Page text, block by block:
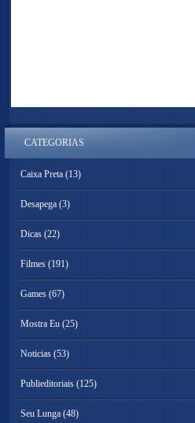
CATEGORIAS
Caixa Preta (13)
Desapega (3)
Dicas (22)
Filmes (191)
Games (67)
Mostra Eu (25)
Noticias (53)
Publieditoriais (125)
Seu Lunga (48)